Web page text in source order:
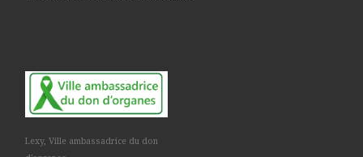
Lexy, Ville ambassadrice du don